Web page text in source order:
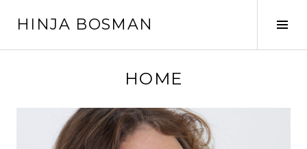
naarHINJA BOSMAN
HOME